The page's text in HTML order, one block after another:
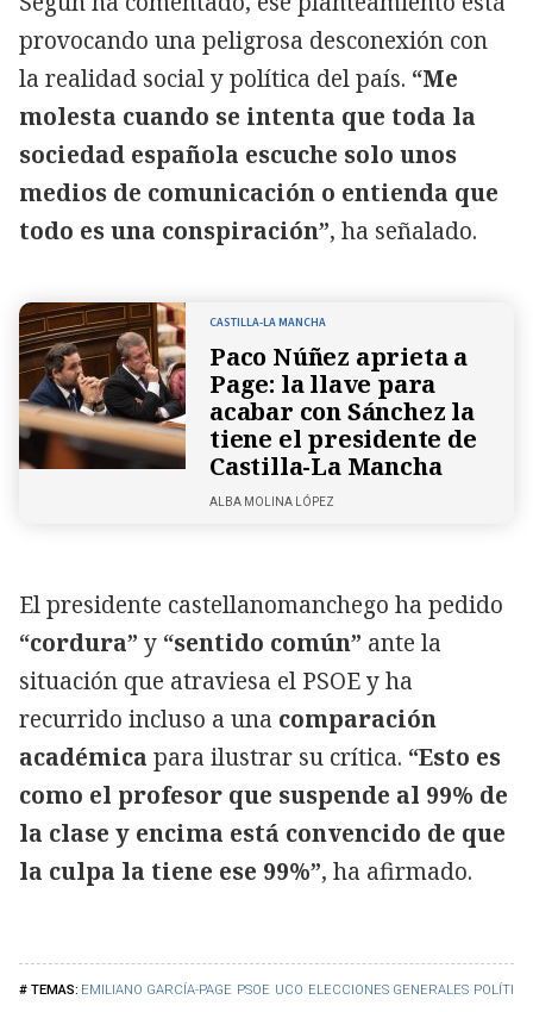
EMILIANO GARCÍA-PAGE PSOE UCO ELECCIONES GENERALES POLÍTICA
provocando una peligrosa desconexión con
la realidad social y política del país. “Me
molesta cuando se intenta que toda la
sociedad española escuche solo unos
medios de comunicación o entienda que
todo es una conspiración”, ha señalado.
CASTILLA-LA MANCHA
Paco Núñez aprieta a
Page: la llave para
acabar con Sánchez la
tiene el presidente de
Castilla-La Mancha
ALBA MOLINA LÓPEZ
El presidente castellanomanchego ha pedido
“cordura” y “sentido común” ante la
situación que atraviesa el PSOE y ha
recurrido incluso a una comparación
académica para ilustrar su crítica. “Esto es
como el profesor que suspende al 99% de
la clase y encima está convencido de que
la culpa la tiene ese 99%”, ha afirmado.